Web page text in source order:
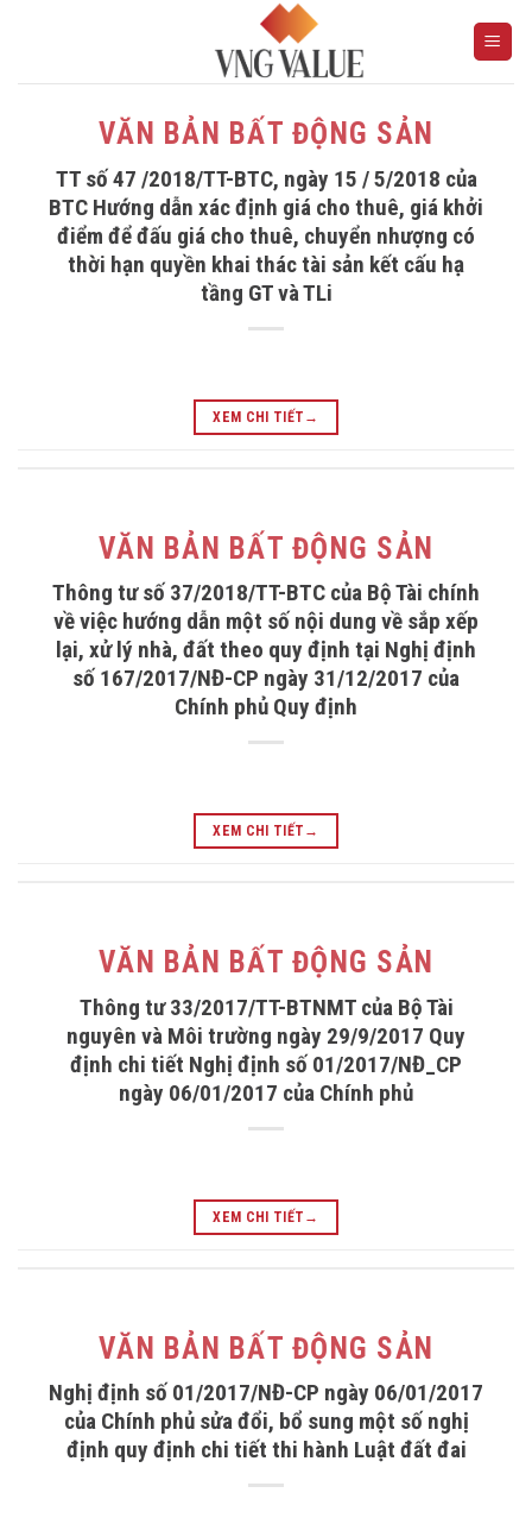
VĂN BẢN BẤT ĐỘNG SẢN
TT số 47 /2018/TT-BTC, ngày 15 / 5/2018 của
BTC Hướng dẫn xác định giá cho thuê, giá khởi
điểm để đấu giá cho thuê, chuyển nhượng có
thời hạn quyền khai thác tài sản kết cấu hạ
tầng GT và TLi
XEM CHI TIẾT →
VĂN BẢN BẤT ĐỘNG SẢN
Thông tư số 37/2018/TT-BTC của Bộ Tài chính
về việc hướng dẫn một số nội dung về sắp xếp
lại, xử lý nhà, đất theo quy định tại Nghị định
số 167/2017/NĐ-CP ngày 31/12/2017 của
Chính phủ Quy định
XEM CHI TIẾT →
VĂN BẢN BẤT ĐỘNG SẢN
Thông tư 33/2017/TT-BTNMT của Bộ Tài
nguyên và Môi trường ngày 29/9/2017 Quy
định chi tiết Nghị định số 01/2017/NĐ_CP
ngày 06/01/2017 của Chính phủ
XEM CHI TIẾT →
VĂN BẢN BẤT ĐỘNG SẢN
Nghị định số 01/2017/NĐ-CP ngày 06/01/2017
của Chính phủ sửa đổi, bổ sung một số nghị
định quy định chi tiết thi hành Luật đất đai